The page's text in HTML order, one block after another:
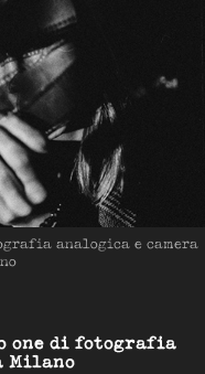
analogica e camera
one di fotografia
Milano